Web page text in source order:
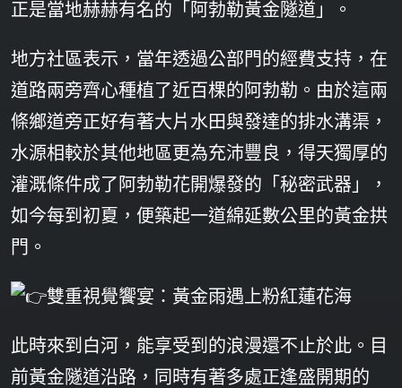
正是當地赫赫有名的「阿勃勒黃金隧道」。
地方社區表示，當年透過公部門的經費支持，在
道路兩旁齊心種植了近百棵的阿勃勒。由於這兩
條鄉道旁正好有著大片水田與發達的排水溝渠，
水源相較於其他地區更為充沛豐良，得天獨厚的
灌溉條件成了阿勃勒花開爆發的「秘密武器」，
如今每到初夏，便築起一道綿延數公里的黃金拱
門。
雙重視覺饗宴：黃金雨遇上粉紅蓮花海
此時來到白河，能享受到的浪漫還不止於此。目
前黃金隧道沿路，同時有著多處正逢盛開期的